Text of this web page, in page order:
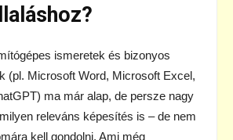
ismeretek és bizonyos
(pl. Microsoft Word, Microsoft Excel,
ma már alap, de persze nagy
releváns képesítés is – de nem
kell gondolni. Ami még